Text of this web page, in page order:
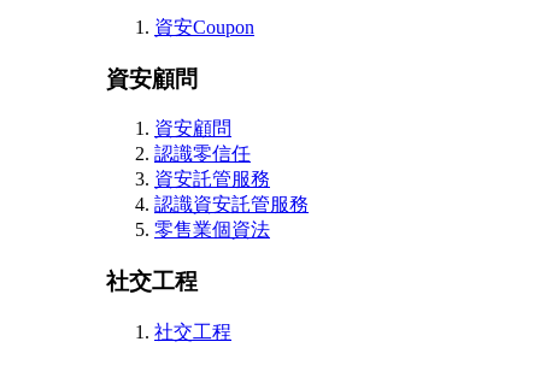
資安Coupon
資安顧問
資安顧問
認識零信任
資安託管服務
認識資安託管服務
零售業個資法
社交工程
社交工程